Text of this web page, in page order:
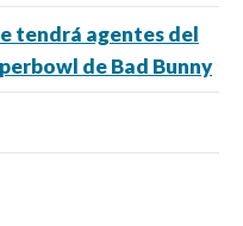
tendrá agentes del
de Bad Bunny